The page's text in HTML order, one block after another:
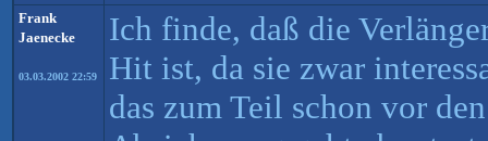
Frank
Jaenecke
03.03.2002 22:59
Ich finde, daß die
Hit ist, da sie zwar
das zum Teil schon vor